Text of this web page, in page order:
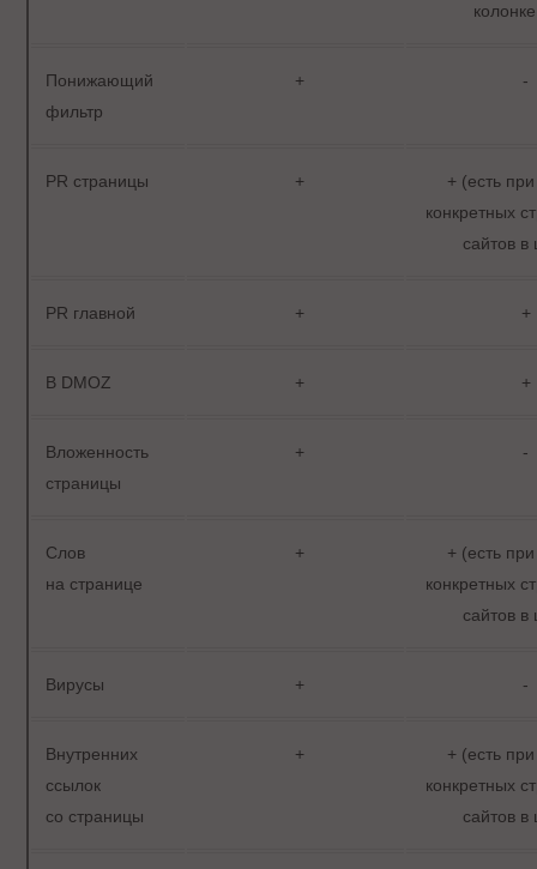
Понижающий
фильтр
+ -
PR страницы +
+ (есть
конкретных
сайтов
PR главной + +
В DMOZ + +
Вложенность
страницы
+ -
Слов
на странице
+
+ (есть
конкретных
сайтов
Вирусы + -
Внутренних
ссылок
со страницы
+
+ (есть
конкретных
сайтов